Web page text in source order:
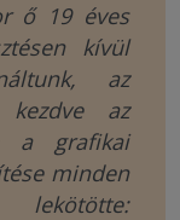
ő 19 éves
kívül
az
kezdve az
a grafikai
minden